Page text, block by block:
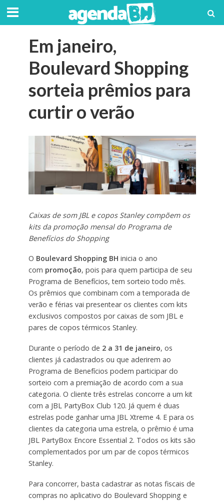
Em janeiro,
Boulevard Shopping
sorteia prêmios para
curtir o verão
Caixas de som JBL e copos Stanley compõem os
kits da promoção mensal do Programa de
Benefícios do Shopping
O Boulevard Shopping BH inicia o ano
com promoção, pois para quem participa de seu
Programa de Benefícios, tem sorteio todo mês.
Os prêmios que combinam com a temporada de
verão e férias vai presentear os clientes com kits
exclusivos compostos por caixas de som JBL e
pares de copos térmicos Stanley.
Durante o período de 2 a 31 de janeiro, os
clientes já cadastrados ou que aderirem ao
Programa de Benefícios podem participar do
sorteio com a premiação de acordo com a sua
categoria. O cliente três estrelas concorre a um kit
com a JBL PartyBox Club 120. Já quem é duas
estrelas pode ganhar uma JBL Xtreme 4. E para os
clientes da categoria uma estrela, o prêmio é uma
JBL PartyBox Encore Essential 2. Todos os kits são
complementados por um par de copos térmicos
Stanley.
Para concorrer, basta cadastrar as notas fiscais de
compras no aplicativo do Boulevard Shopping e